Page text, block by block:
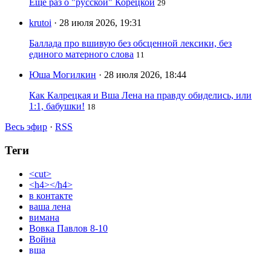
Ещё раз о "русской" Корецкой 29
krutoi · 28 июля 2026, 19:31
Баллада про вшивую без обсценной лексики, без
единого матерного слова 11
Юша Могилкин · 28 июля 2026, 18:44
Как Калрецкая и Вша Лена на правду обиделись, или
1:1, бабушки! 18
Весь эфир · RSS
Теги
<cut>
<h4></h4>
в контакте
ваша лена
вимана
Вовка Павлов 8-10
Война
вша